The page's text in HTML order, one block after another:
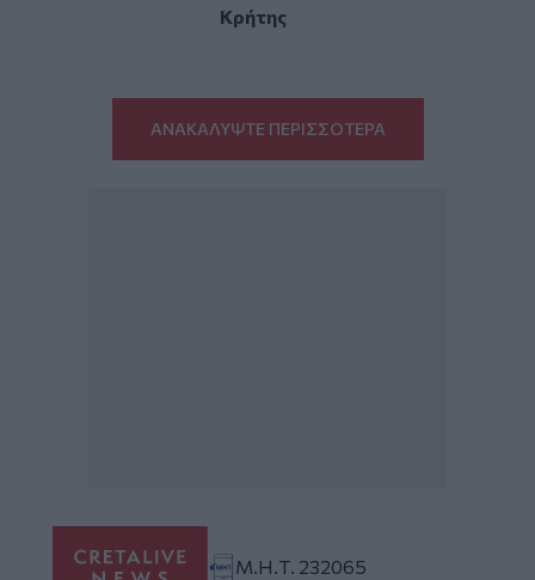
Κρήτης
ΑΝΑΚΑΛΥΨΤΕ ΠΕΡΙΣΣΟΤΕΡΑ
Μ.Η.Τ. 232065